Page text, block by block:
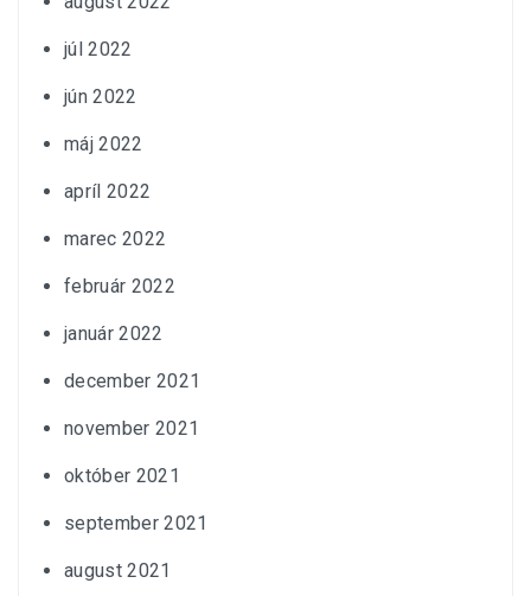
júl 2022
jún 2022
máj 2022
apríl 2022
marec 2022
február 2022
január 2022
december 2021
november 2021
október 2021
september 2021
august 2021